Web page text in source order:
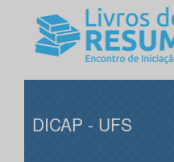
DICAP - UFS